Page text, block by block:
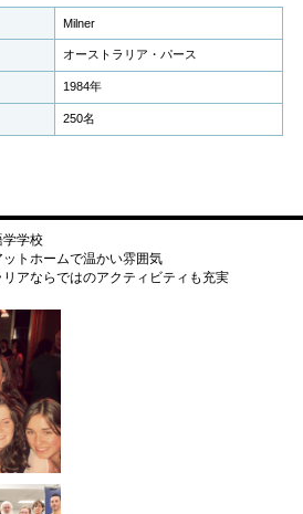
Milner
オーストラリア・パース
1984年
250名
学学校
トホームで温かい雰囲気
アならではのアクティビティも充実